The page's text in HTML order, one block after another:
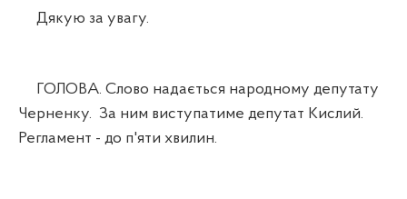
Дякую за увагу.
ГОЛОВА. Слово надається народному депутату
Черненку. За ним виступатиме депутат Кислий.
Регламент - до п'яти хвилин.